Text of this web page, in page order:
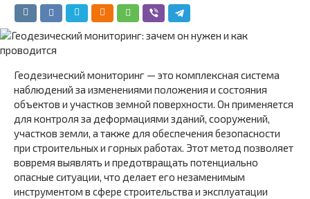
Геодезический мониторинг — это комплексная система
наблюдений за изменениями положения и состояния
объектов и участков земной поверхности. Он применяется
для контроля за деформациями зданий, сооружений,
участков земли, а также для обеспечения безопасности
при строительных и горных работах. Этот метод позволяет
вовремя выявлять и предотвращать потенциально
опасные ситуации, что делает его незаменимым
инструментом в сфере строительства и эксплуатации